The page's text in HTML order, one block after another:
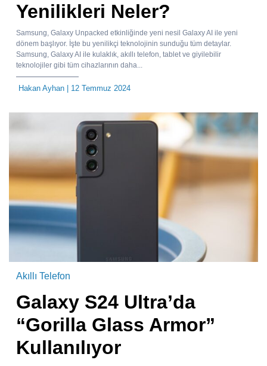
Yenilikleri Neler?
Samsung, Galaxy Unpacked etkinliğinde yeni nesil Galaxy AI ile yeni
dönem başlıyor. İşte bu yenilikçi teknolojinin sunduğu tüm detaylar.
Samsung, Galaxy AI ile kulaklık, akıllı telefon, tablet ve giyilebilir
teknolojiler gibi tüm cihazlarının daha...
Hakan Ayhan | 12 Temmuz 2024
Akıllı Telefon
Galaxy S24 Ultra’da
“Gorilla Glass Armor”
Kullanılıyor